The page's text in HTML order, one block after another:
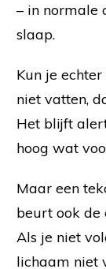
– in normale
slaap.
Kun je
niet vatten,
Het blijft
hoog wat
Maar een
beurt ook de
Als je niet
lichaam niet